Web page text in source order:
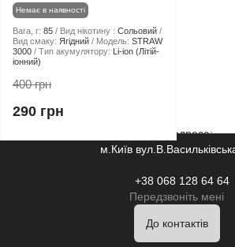
Немає в наявності
Вага, г: 85 Вид нікотину : Сольовий
Вид смаку: Ягідний Модель: STRAW
3000
Тип акумулятору: Li-ion (Літій-
іонний)
400 грн
290 грн
Наша адреса:
м.Київ
+38 068 128 64 64
Передзвоніть мені
До контактів